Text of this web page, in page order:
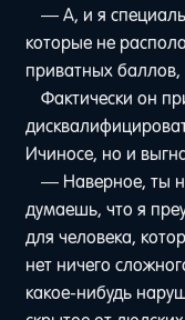
— А, и я
которые не
приватных баллов,
Фактически он
Ичиносе, но и
— Наверное, ты
думаешь, что я
для человека,
нет ничего
какое-нибудь